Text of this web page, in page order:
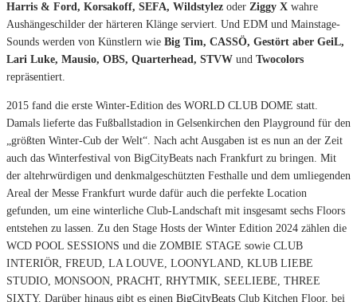
Harris & Ford, Korsakoff, SEFA, Wildstylez oder Ziggy X wahre
Aushängeschilder der härteren Klänge serviert. Und EDM und Mainstage-
Sounds werden von Künstlern wie Big Tim, CASSÖ, Gestört aber GeiL,
Lari Luke, Mausio, OBS, Quarterhead, STVW und Twocolors
repräsentiert.
2015 fand die erste Winter-Edition des WORLD CLUB DOME statt.
Damals lieferte das Fußballstadion in Gelsenkirchen den Playground für den
„größten Winter-Cub der Welt“. Nach acht Ausgaben ist es nun an der Zeit
auch das Winterfestival von BigCityBeats nach Frankfurt zu bringen. Mit
der altehrwürdigen und denkmalgeschützten Festhalle und dem umliegenden
Areal der Messe Frankfurt wurde dafür auch die perfekte Location
gefunden, um eine winterliche Club-Landschaft mit insgesamt sechs Floors
entstehen zu lassen. Zu den Stage Hosts der Winter Edition 2024 zählen die
WCD POOL SESSIONS und die ZOMBIE STAGE sowie CLUB
INTERIÖR, FREUD, LA LOUVE, LOONYLAND, KLUB LIEBE
STUDIO, MONSOON, PRACHT, RHYTMIK, SEELIEBE, THREE
SIXTY. Darüber hinaus gibt es einen BigCityBeats Club Kitchen Floor, bei